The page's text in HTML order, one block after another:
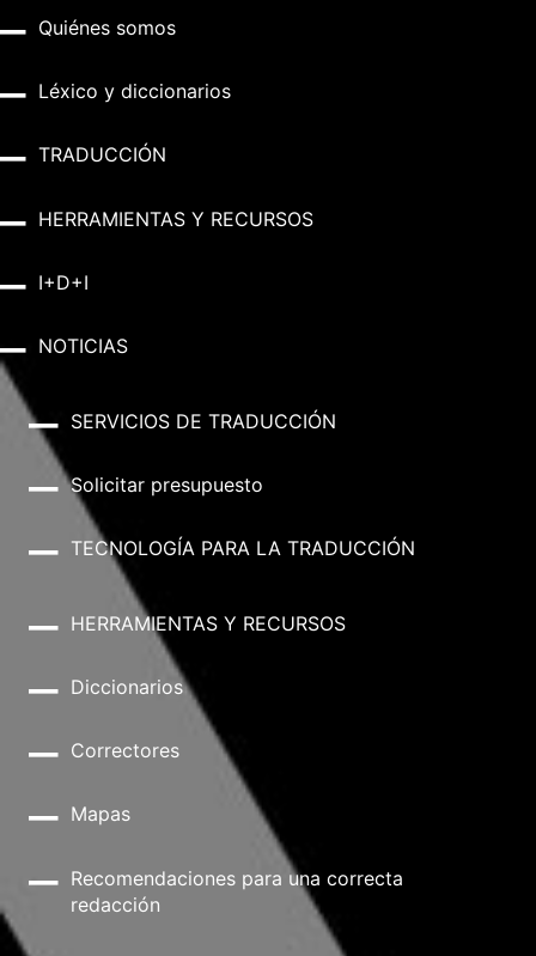
Quiénes somos
Léxico y diccionarios
TRADUCCIÓN
HERRAMIENTAS Y RECURSOS
I+D+I
NOTICIAS
SERVICIOS DE TRADUCCIÓN
Solicitar presupuesto
TECNOLOGÍA PARA LA TRADUCCIÓN
HERRAMIENTAS Y RECURSOS
Diccionarios
Correctores
Mapas
Recomendaciones para una correcta
redacción